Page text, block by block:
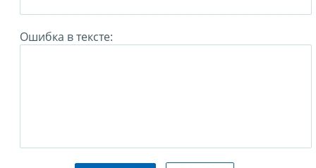
Ошибка в тексте: